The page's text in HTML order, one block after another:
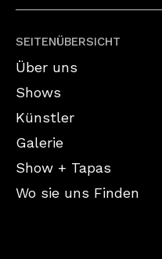
SEITENÜBERSICHT
Über uns
Shows
Künstler
Galerie
Show + Tapas
Wo sie uns Finden